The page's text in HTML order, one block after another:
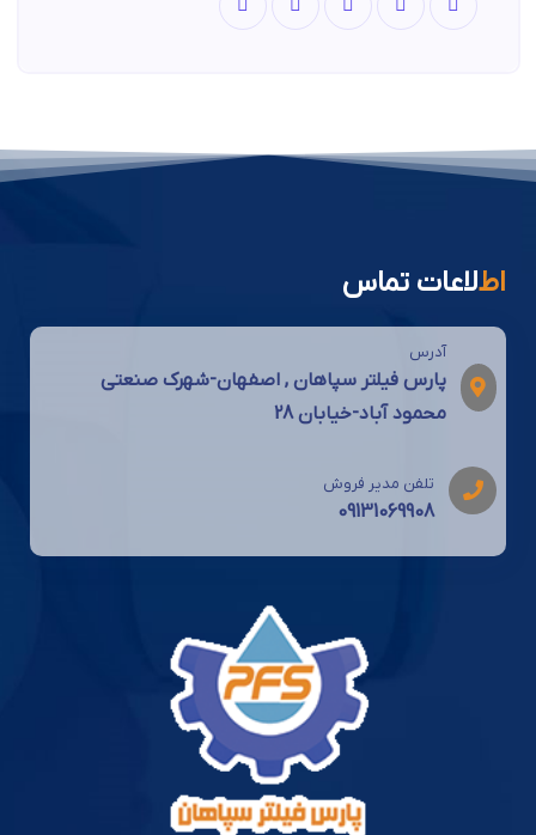
اطلاعات تماس
آدرس
پارس فیلتر سپاهان , اصفهان-شهرک صنعتی
محمود آباد-خیابان 28
تلفن مدیر فروش
09131069908